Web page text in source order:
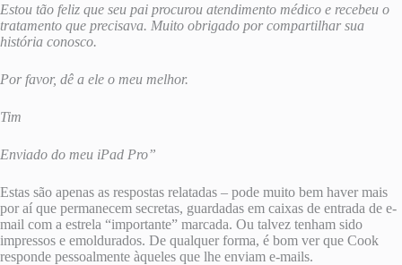
Estou tão feliz que seu pai procurou atendimento médico e recebeu o
tratamento que precisava. Muito obrigado por compartilhar sua
história conosco.
Por favor, dê a ele o meu melhor.
Tim
Enviado do meu iPad Pro”
Estas são apenas as respostas relatadas – pode muito bem haver mais
por aí que permanecem secretas, guardadas em caixas de entrada de e-
mail com a estrela “importante” marcada. Ou talvez tenham sido
impressos e emoldurados. De qualquer forma, é bom ver que Cook
responde pessoalmente àqueles que lhe enviam e-mails.